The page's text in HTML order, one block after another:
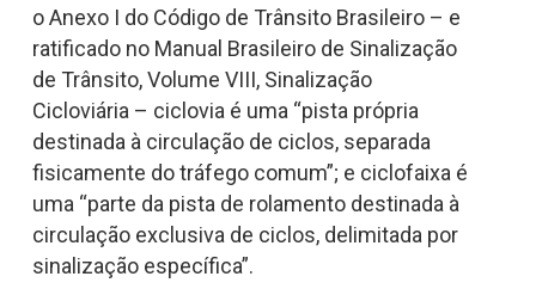
o Anexo I do Código de Trânsito Brasileiro – e
ratificado no Manual Brasileiro de Sinalização
de Trânsito, Volume VIII, Sinalização
Cicloviária – ciclovia é uma “pista própria
destinada à circulação de ciclos, separada
fisicamente do tráfego comum”; e ciclofaixa é
uma “parte da pista de rolamento destinada à
circulação exclusiva de ciclos, delimitada por
sinalização específica”.